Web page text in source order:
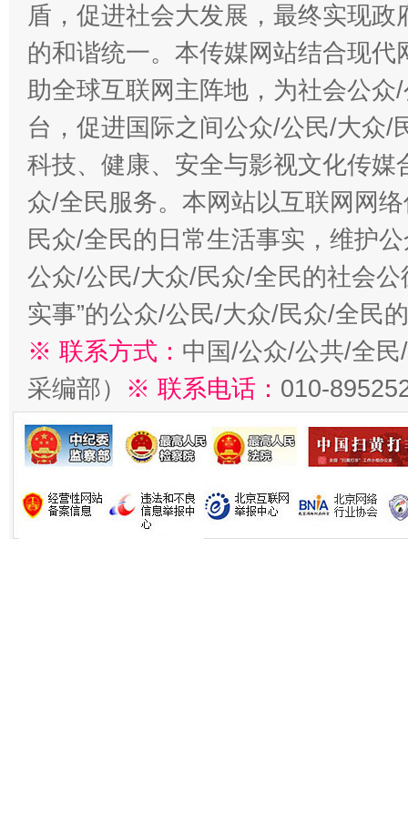
盾，促进社会大发展，最终实现
的和谐统一。本传媒网站结合现
助全球互联网主阵地，为社会公
台，促进国际之间公众/公民/大众/
科技、健康、安全与影视文化传
众/全民服务。本网站以互联网网
民众/全民的日常生活事实，维护
公众/公民/大众/民众/全民的社会公
实事”的公众/公民/大众/民众/全民
※ 联系方式： 中国/公众/公共/全
采编部） ※ 联系电话： 010-